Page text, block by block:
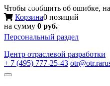
Чтобы сообщить об ошибке,
Корзина0 позиций
на сумму 0 руб.
Персональный раздел
Центр отраслевой разработки
+ 7 (495) 777-25-43
Toggle
Меню